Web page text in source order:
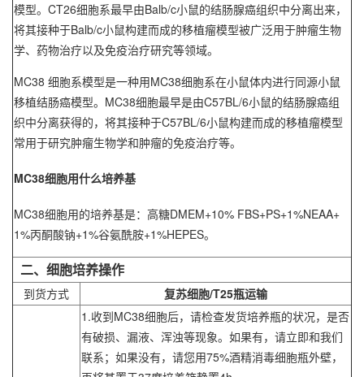
模型。 CT26细胞系最早由Balb/c小鼠的结肠腺癌组织中分离出来，
将其接种于Balb/c小鼠构建而成的移植瘤模型被广泛用于肿瘤生物
学、药物治疗以及免疫治疗研究等领域。
MC38 细胞系模型是一种用MC38细胞系在小鼠体内进行同源小鼠
移植结肠癌模型。 MC38细胞最早是由C57BL/6小鼠的结肠腺癌组
织中分离获得的，将其接种于C57BL/6小鼠构建而成的移植瘤模型
常用于研究肿瘤生物学和肿瘤的免疫治疗等。
MC38细胞用什么培养基
MC38细胞用的培养基是：高糖DMEM+10% FBS+PS+1%NEAA+
1%丙酮酸钠+1%谷氨酰胺+1%HEPES。
二、细胞培养操作
到货方式
复苏细胞/T25瓶运输
1.收到MC38细胞后，请检查发货培养瓶的状况，是否
有破损、漏液、浑浊等现象。如果有，请立即和我们
联系；如果没有，请您用75%酒精消毒细胞瓶外壁，